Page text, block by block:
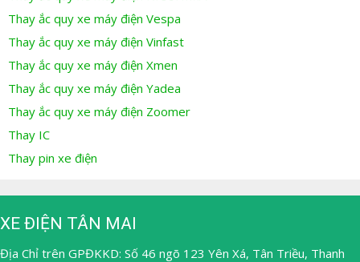
Thay ắc quy xe máy điện Vespa
Thay ắc quy xe máy điện Vinfast
Thay ắc quy xe máy điện Xmen
Thay ắc quy xe máy điện Yadea
Thay ắc quy xe máy điện Zoomer
Thay IC
Thay pin xe điện
XE ĐIỆN TÂN MAI
Địa Chỉ trên GPĐKKD: Số 46 ngõ 123 Yên Xá, Tân Triều, Thanh